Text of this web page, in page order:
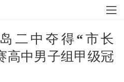
二中夺得“市长
高中男子组甲级冠